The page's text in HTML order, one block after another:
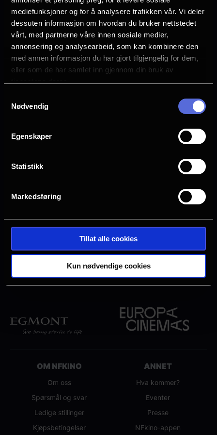
mediefunksjoner og for å analysere trafikken vår. Vi deler
dessuten informasjon om hvordan du bruker nettstedet
vårt, med partnerne våre innen sosiale medier,
annonsering og analysearbeid, som kan kombinere den
med annen informasjon du har gjort tilgjengelig for dem,
eller som de har samlet inn gjennom din bruk av
Nødvendig
Egenskaper
Statistikk
Markedsføring
Tillat alle cookies
Kun nødvendige cookies
Skolekino gjelder for alle filmer som er oppsatt
i vårt program, bortsett fra opera, festivaler og
førpremierer.
Vi tar forbehold om at enkelte filmer ikke kan
etter premieren.
Prisen for skolekino er 75 kroner per elev/barn
i barnehage, mens lærere/ansatte går gratis.
åpningstiden (før 16:00).
stk) kjøpes i tillegg.
Ta kontakt med kinoen ved ønske om
OM NFKINO
Om oss
Spørsmål og svar
Ledige stillinger
Kjøpsbetingelser
ANNET
Hva kommer?
Eventer
Presse
NFkino-appen